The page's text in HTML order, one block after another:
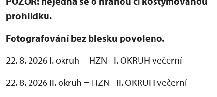
prohlídku.
Fotografování bez blesku povoleno.
22. 8. 2026 I. okruh = HZN - I. OKRUH večerní
22. 8. 2026 II. okruh = HZN - II. OKRUH večerní